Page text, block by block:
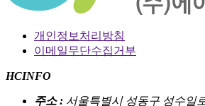
개인정보처리방침
이메일무단수집거부
HCINFO
주소 : 서울특별시 성동구 성수일